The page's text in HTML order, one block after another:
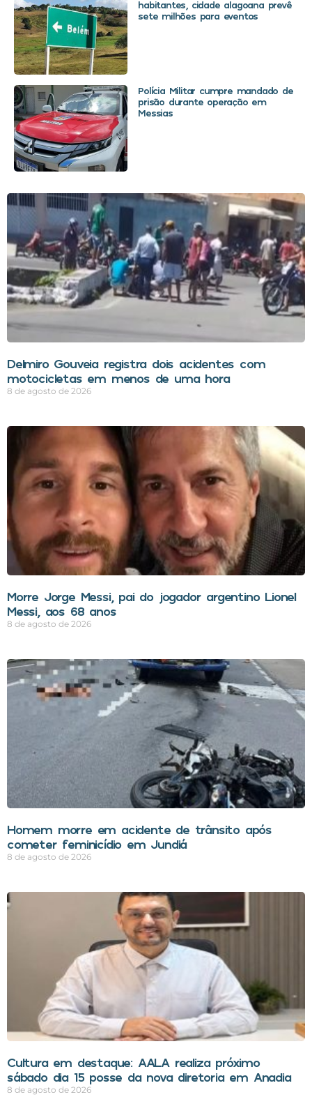
habitantes, cidade alagoana prevê
sete milhões para eventos
Polícia Militar cumpre mandado de
prisão durante operação em
Messias
Delmiro Gouveia registra dois acidentes com
motocicletas em menos de uma hora
8 de agosto de 2026
Morre Jorge Messi, pai do jogador argentino Lionel
Messi, aos 68 anos
8 de agosto de 2026
Homem morre em acidente de trânsito após
cometer feminicídio em Jundiá
8 de agosto de 2026
Cultura em destaque: AALA realiza próximo
sábado dia 15 posse da nova diretoria em Anadia
8 de agosto de 2026